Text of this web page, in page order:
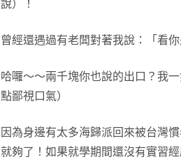
說）！
曾經還遇過有老闆對著我說：「看
哈囉～～兩千塊你也說的出口？我
點鄙視口氣）
因為身邊有太多海歸派回來被台灣
就夠了！如果就學期間還沒有實習